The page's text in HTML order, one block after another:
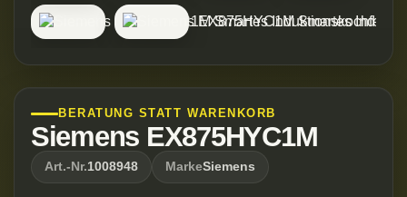
BERATUNG STATT WARENKORB
Siemens EX875HYC1M
Art.-Nr.1008948 MarkeSiemens